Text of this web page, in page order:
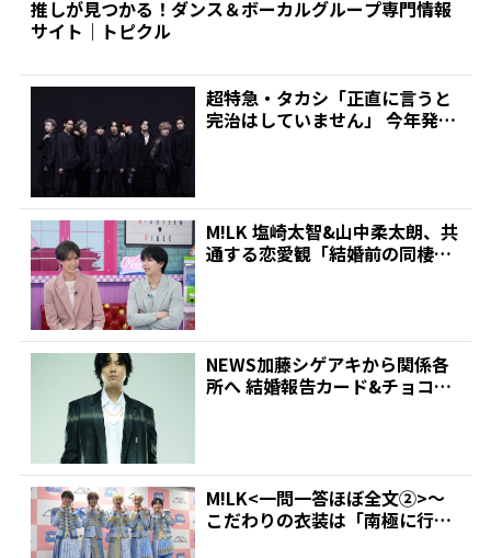
推しが見つかる！ダンス＆ボーカルグループ専門情報
サイト｜トピクル
超特急・タカシ「正直に言うと
完治はしていません」 今年発症
M!LK 塩崎太智&山中柔太朗、共
通する恋愛観「結婚前の同棲は
NEWS加藤シゲアキから関係各
所へ 結婚報告カード&チョコレ
M!LK<一問一答ほぼ全文②>～
こだわりの衣装は「南極に行け